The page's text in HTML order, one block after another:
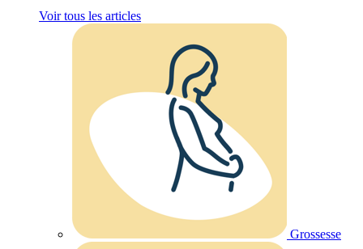
Voir tous les articles
Grossesse